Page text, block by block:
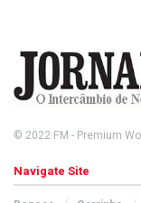
© 2022 FM - Premium
Navigate Site